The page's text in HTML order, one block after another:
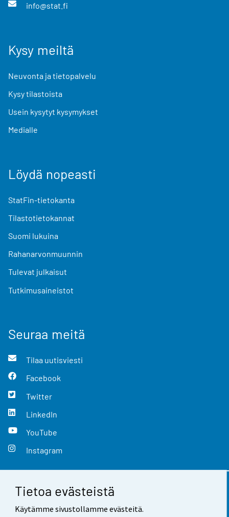
Tietoa evästeistä
Käytämme sivustollamme evästeitä.
info@stat.fi
Kysy meiltä
Neuvonta ja tietopalvelu
Kysy tilastoista
Usein kysytyt kysymykset
Medialle
Löydä nopeasti
StatFin-tietokanta
Tilastotietokannat
Suomi lukuina
Rahanarvonmuunnin
Tulevat julkaisut
Tutkimusaineistot
Seuraa meitä
Tilaa uutisviesti
Facebook
Twitter
LinkedIn
YouTube
Instagram
Yhteystiedot
Palaute